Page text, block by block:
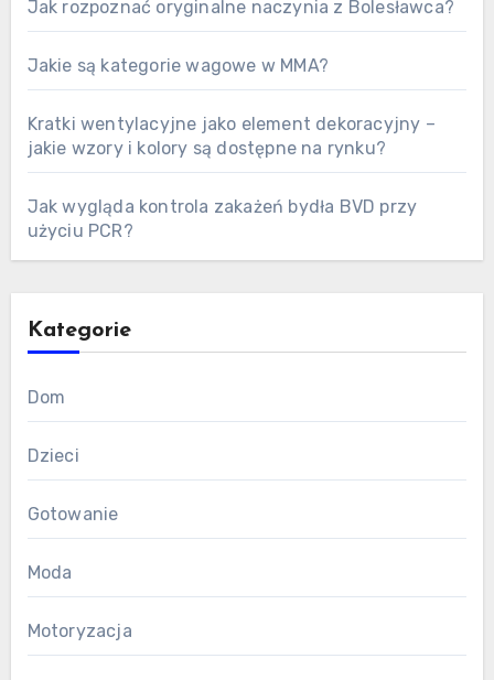
Jak rozpoznać oryginalne naczynia z Bolesławca?
Jakie są kategorie wagowe w MMA?
Kratki wentylacyjne jako element dekoracyjny –
jakie wzory i kolory są dostępne na rynku?
Jak wygląda kontrola zakażeń bydła BVD przy
użyciu PCR?
Kategorie
Dom
Dzieci
Gotowanie
Moda
Motoryzacja